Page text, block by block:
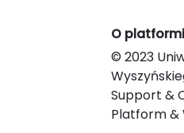
O
© 2023
Support &
Platform &